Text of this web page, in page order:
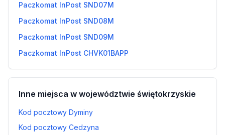
Paczkomat InPost SND07M
Paczkomat InPost SND08M
Paczkomat InPost SND09M
Paczkomat InPost CHVK01BAPP
Inne miejsca w województwie świętokrzyskie
Kod pocztowy Dyminy
Kod pocztowy Cedzyna